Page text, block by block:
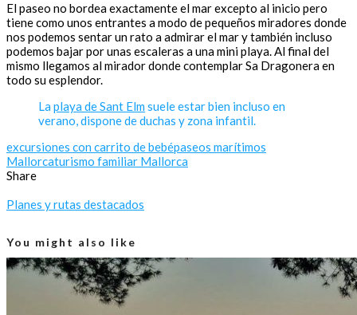
El paseo no bordea exactamente el mar excepto al inicio pero
tiene como unos entrantes a modo de pequeños miradores donde
nos podemos sentar un rato a admirar el mar y también incluso
podemos bajar por unas escaleras a una mini playa. Al final del
mismo llegamos al mirador donde contemplar Sa Dragonera en
todo su esplendor.
La playa de Sant Elm suele estar bien incluso en
verano, dispone de duchas y zona infantil.
excursiones con carrito de bebépaseos marítimos
Mallorcaturismo familiar Mallorca
Share
Planes y rutas destacados
You might also like